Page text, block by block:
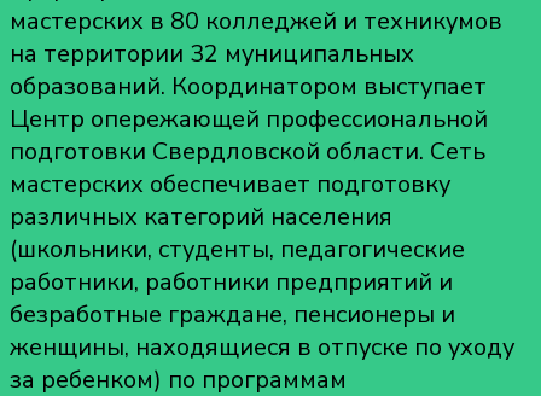
мастерских в 80 колледжей и техникумов
на территории 32 муниципальных
образований. Координатором выступает
Центр опережающей профессиональной
подготовки Свердловской области. Сеть
мастерских обеспечивает подготовку
различных категорий населения
(школьники, студенты, педагогические
работники, работники предприятий и
безработные граждане, пенсионеры и
женщины, находящиеся в отпуске по уходу
за ребенком) по программам